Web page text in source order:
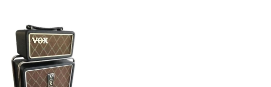
pattern ritmici, uscita cuffie e
in. È pensato per i chitarristi
dei puliti caldi e dei drive
perf